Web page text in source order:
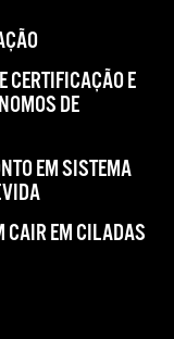
CERTIFICAÇÃO E
DE
EM SISTEMA
CAIR EM CILADAS